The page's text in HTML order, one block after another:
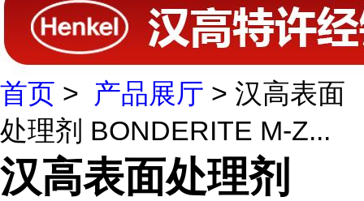
首页 > 产品展厅 > 汉高表面
处理剂 BONDERITE M-Z...
汉高表面处理剂